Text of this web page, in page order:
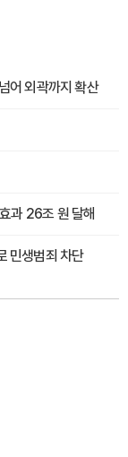
어 외곽까지 확산
과 26조 원 달해
민생범죄 차단